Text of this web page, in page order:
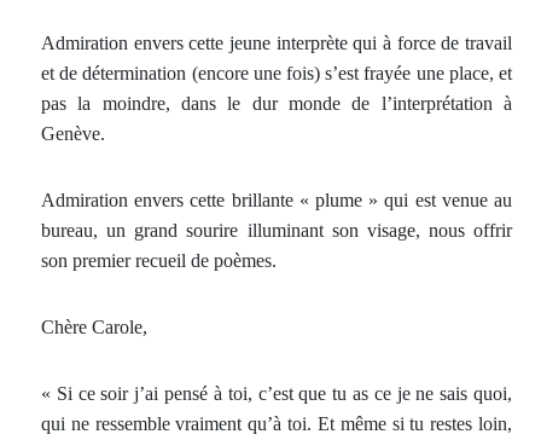
Admiration envers cette jeune interprète qui à force de travail
et de détermination (encore une fois) s’est frayée une place, et
pas la moindre, dans le dur monde de l’interprétation à
Genève.
Admiration envers cette brillante « plume » qui est venue au
bureau, un grand sourire illuminant son visage, nous offrir
son premier recueil de poèmes.
Chère Carole,
« Si ce soir j’ai pensé à toi, c’est que tu as ce je ne sais quoi,
qui ne ressemble vraiment qu’à toi. Et même si tu restes loin,